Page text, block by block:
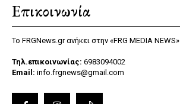
Επικοινωνία
Το FRGNews.gr ανήκει στην «FRG MEDIA NEWS»
Τηλ.επικοινωνίας: 6983094002
Email: info.frgnews@gmail.com